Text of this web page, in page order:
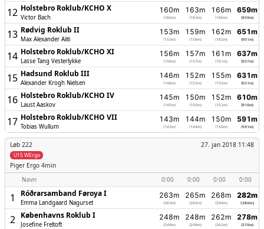
12 Holstebro Roklub/­KCHO X
Victor Bach
160m
(160m)
163m
(163m)
166m
(166m)
659m
(659m)
13 Rødvig Roklub II
Max Alexander Aliti
153m
(153m)
159m
(159m)
162m
(162m)
651m
(651m)
14 Holstebro Roklub/­KCHO XI
Lasse Tang Vesterlykke
156m
(156m)
157m
(157m)
161m
(161m)
637m
(637m)
15 Hadsund Roklub III
Alexander Krogh Nielsen
146m
(146m)
152m
(152m)
155m
(155m)
631m
(631m)
16 Holstebro Roklub/­KCHO IV
Laust Aaskov
145m
(145m)
150m
(150m)
152m
(152m)
610m
(610m)
17 Holstebro Roklub/­KCHO VII
Tobias Wullum
143m
(143m)
144m
(144m)
150m
(150m)
591m
(591m)
Løb 222 27. jan 2018 11:48
U15 WErgo
Piger Ergo 4min
Navn
0:00 0:00 0:00 0:00
1 Róðrarsamband Føroya I
Emma Landgaard Nagurset
263m
(263m)
265m
(265m)
268m
(268m)
282m
(282m)
2 Københavns Roklub I
Josefine Freltoft
248m
(248m)
248m
(248m)
262m
(262m)
278m
(278m)